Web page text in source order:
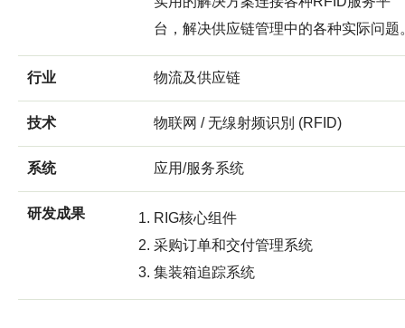
台，解决供应链管理中的各种实际问题
行业 物流及供应链
技术 物联网 / 无缐射频识別 (RFID)
系统 应用/服务系统
研发成果
RIG核心组件
采购订单和交付管理系统
集装箱追踪系统